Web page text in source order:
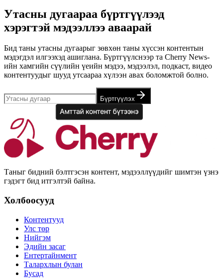
Утасны дугаараа бүртгүүлээд
хэрэгтэй мэдээллээ аваарай
Бид таны утасны дугаарыг зөвхөн таны хүссэн контентын
мэдэгдэл илгээхэд ашиглана. Бүртгүүлснээр та Cherry News-
ийн хамгийн сүүлийн үеийн мэдээ, мэдээлэл, подкаст, видео
контентуудыг шууд утсаараа хүлээн авах боломжтой болно.
Бүртгүүлэх
Таныг бидний бэлтгэсэн контент, мэдээллүүдийг шимтэн үзнэ
гэдэгт бид итгэлтэй байна.
Холбоосууд
Контентууд
Улс төр
Нийгэм
Эдийн засаг
Ентертайнмент
Талархлын булан
Бусад